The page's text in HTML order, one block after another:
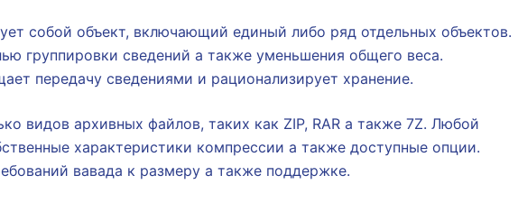
собой объект, включающий единый либо ряд отдельных объектов.
группировки сведений а также уменьшения общего веса.
передачу сведениями и рационализирует хранение.
видов архивных файлов, таких как ZIP, RAR а также 7Z. Любой
характеристики компрессии а также доступные опции.
вавада к размеру а также поддержке.